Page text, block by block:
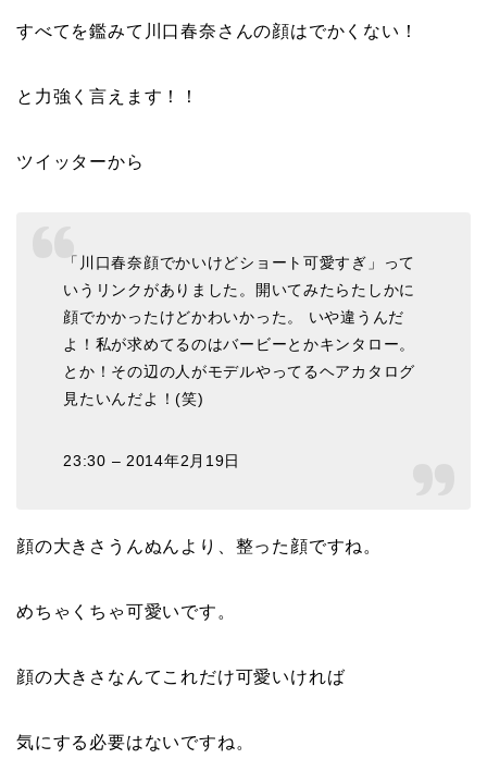
すべてを鑑みて川口春奈さんの顔はでかくない！
と力強く言えます！！
ツイッターから
「川口春奈顔でかいけどショート可愛すぎ」って
いうリンクがありました。開いてみたらたしかに
顔でかかったけどかわいかった。 いや違うんだ
よ！私が求めてるのはバービーとかキンタロー。
とか！その辺の人がモデルやってるヘアカタログ
見たいんだよ！(笑)
23:30 – 2014年2月19日
顔の大きさうんぬんより、整った顔ですね。
めちゃくちゃ可愛いです。
顔の大きさなんてこれだけ可愛いければ
気にする必要はないですね。